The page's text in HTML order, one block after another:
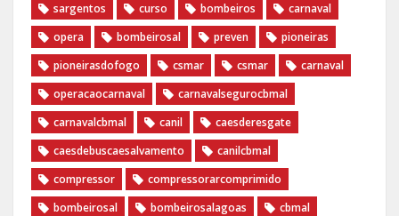
sargentos
curso bombeiros
carnaval
opera
bombeirosal preven
pioneiras
pioneirasdofogo
csmar csmar
carnaval
operacaocarnaval
carnavalsegurocbmal
carnavalcbmal
canil
caesderesgate
caesdebuscaesalvamento
canilcbmal
compressor
compressorarcomprimido
bombeirosal
bombeirosalagoas
cbmal